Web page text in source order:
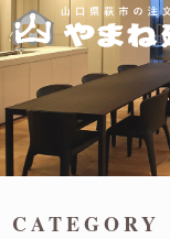
CATEGORY